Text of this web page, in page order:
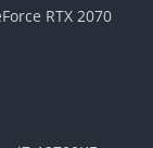
ha un sistema di
I
preferita e
RTX 2070